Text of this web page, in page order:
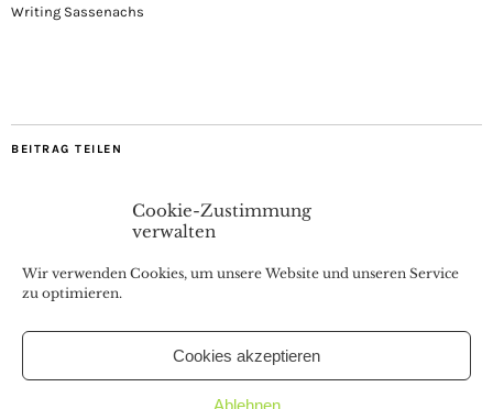
Cookie-Zustimmung
verwalten
Wir verwenden Cookies, um unsere Website und unseren Service
zu optimieren.
Cookies akzeptieren
Ablehnen
Writing Sassenachs
BEITRAG TEILEN
Coaching, Webinare, Buchvorstellungen & Interviews